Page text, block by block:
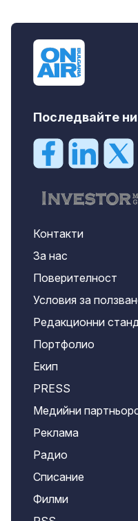
Последвайте
Контакти
За нас
Поверителност
Условия за
Редакционни
Портфолио
Екип
PRESS
Медийни
Реклама
Радио
Списание
Филми